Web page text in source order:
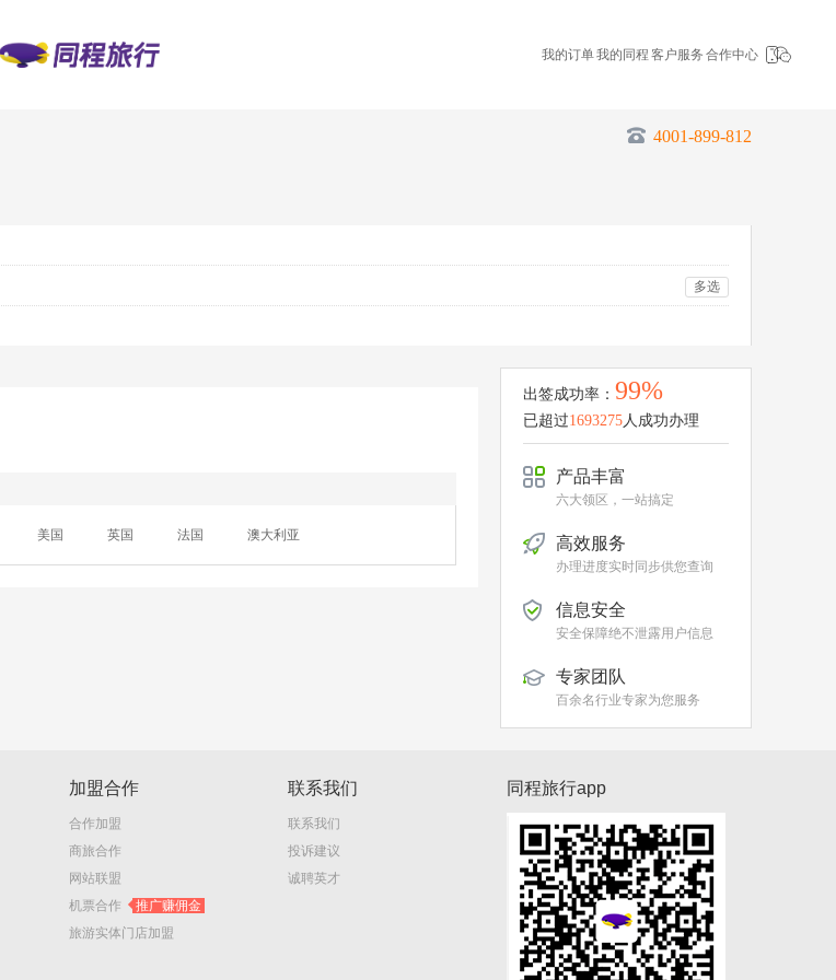
我的订单我的同程 客户服务 合作中心
4001-899-812
多选
美国 英国 法国 澳大利亚
出签成功率： 99%
已超过1693275人成功办理
产品丰富
六大领区，一站搞定
高效服务
办理进度实时同步供您查询
信息安全
安全保障绝不泄露用户信息
专家团队
百余名行业专家为您服务
加盟合作
合作加盟
商旅合作
网站联盟
机票合作
推广赚佣金
旅游实体门店加盟
联系我们
联系我们
投诉建议
诚聘英才
同程旅行app